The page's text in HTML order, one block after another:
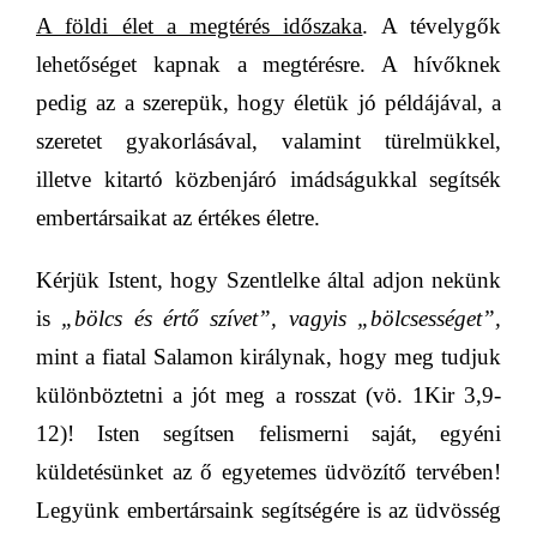
A földi élet a megtérés időszaka. Atévelygők
lehetőséget kapnak a megtérésre. A hívőknek
pedig az a szerepük, hogy életük jó példájával, a
szeretet gyakorlásával, valamint türelmükkel,
illetve kitartó közbenjáró imádságukkal segítsék
embertársaikat az értékes életre.
Kérjük Istent, hogy Szentlelke által adjon nekünk
is „bölcs és értő szívet”, vagyis „bölcsességet”,
mint a fiatal Salamon királynak, hogy meg tudjuk
különböztetni a jót meg a rosszat (vö. 1Kir 3,9-
12)! Isten segítsen felismerni saját, egyéni
küldetésünket az ő egyetemes üdvözítő tervében!
Legyünk embertársaink segítségére is az üdvösség